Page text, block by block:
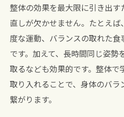
整体教室や院で重視
ト
整体の資格や施術実
整体を安心して利用
目
整体教室のサポート
整体の効果を最大限に引き出
直しが欠かせません。たとえ
度な運動、バランスの取れた
です。加えて、長時間同じ姿勢
取るなども効果的です。整体で
取り入れることで、身体のバ
繋がります。